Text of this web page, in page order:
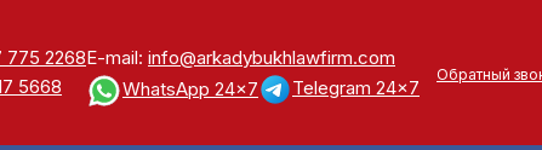
775 2268
5668
E-mail: info@arkadybukhlawfirm.com
WhatsApp 24x7
Telegram 24x7
Обратный